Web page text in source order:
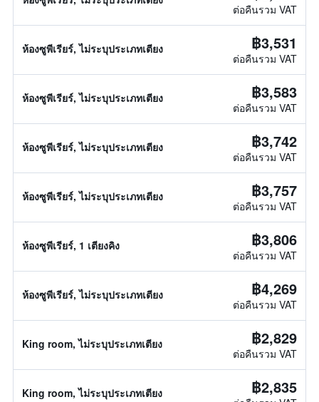
ต่อคืนรวม VAT
ห้องซูพีเรียร์, ไม่ระบุประเภทเตียง ฿3,531
ต่อคืนรวม VAT
ห้องซูพีเรียร์, ไม่ระบุประเภทเตียง ฿3,583
ต่อคืนรวม VAT
ห้องซูพีเรียร์, ไม่ระบุประเภทเตียง ฿3,742
ต่อคืนรวม VAT
ห้องซูพีเรียร์, ไม่ระบุประเภทเตียง ฿3,757
ต่อคืนรวม VAT
ห้องซูพีเรียร์, 1 เตียงคิง ฿3,806
ต่อคืนรวม VAT
ห้องซูพีเรียร์, ไม่ระบุประเภทเตียง ฿4,269
ต่อคืนรวม VAT
King room, ไม่ระบุประเภทเตียง ฿2,829
ต่อคืนรวม VAT
King room, ไม่ระบุประเภทเตียง ฿2,835